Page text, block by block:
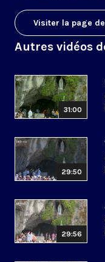
Visiter la page
Autres vidéos
31:00
29:50
29:56